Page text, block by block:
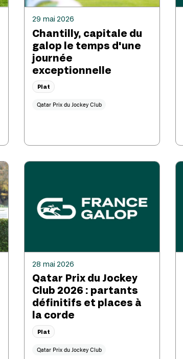
29 mai 2026
Chantilly, capitale du
galop le temps d'une
journée
exceptionnelle
Plat
Qatar Prix du Jockey Club
28 mai 2026
Qatar Prix du Jockey
Club 2026 : partants
définitifs et places à
la corde
Plat
Qatar Prix du Jockey Club